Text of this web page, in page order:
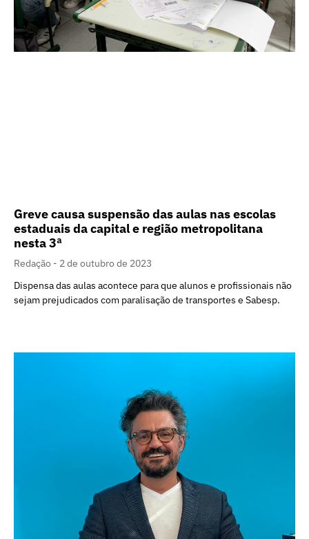
Greve causa suspensão das aulas nas escolas
estaduais da capital e região metropolitana
nesta 3ª
Redação
2 de outubro de 2023
Dispensa das aulas acontece para que alunos e profissionais não
sejam prejudicados com paralisação de transportes e Sabesp.